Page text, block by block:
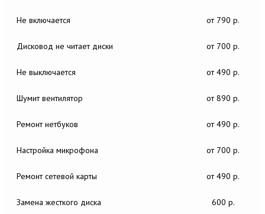
Не включается от 790 р.
Дисковод не читает диски от 700 р.
Не выключается от 490 р.
Шумит вентилятор от 890 р.
Ремонт нетбуков от 490 р.
Настройка микрофона от 700 р.
Ремонт сетевой карты от 490 р.
Замена жесткого диска 600 р.